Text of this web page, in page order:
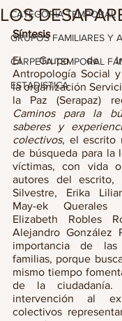
CATEGORIA TEMPORAL
GRUPOS FAMILIARES Y
CARPETA TEMPORAL
ESTADISTICA
LOS
Síntesis
El Grupo de
Antropología Social
la organización
Caminos para la
saberes y
colectivos, el escrito
de búsqueda para la
víctimas, con vida
autores del escrito,
Silvestre, Erika
May-ek Querales
Elizabeth Robles
Alejandro González
importancia de
familias, porque
mismo tiempo
de la ciudadanía.
intervención al
colectivos